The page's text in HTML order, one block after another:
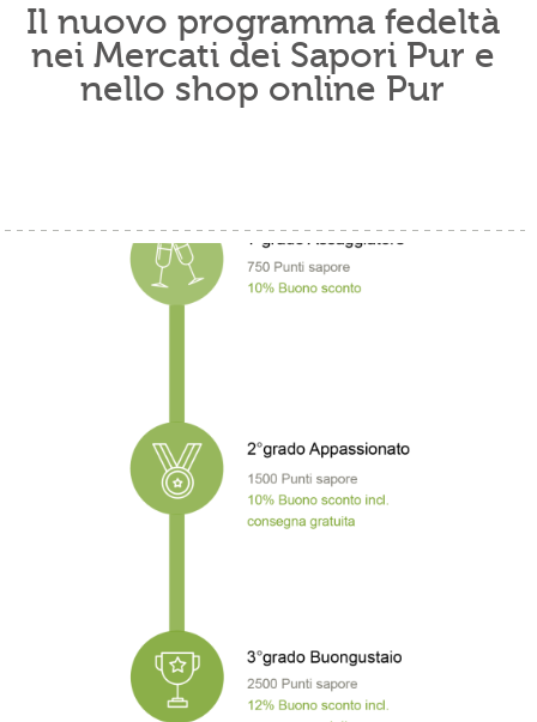
Il nuovo programma fedeltà
nei Mercati dei Sapori Pur e
nello shop online Pur